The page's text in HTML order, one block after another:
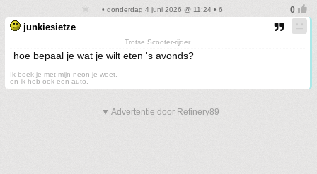
• donderdag 4 juni 2026 @ 11:24 • 6
junkiesietze
Trotse Scooter-rijder.
hoe bepaal je wat je wilt eten 's avonds?
Ik boek je met mijn neon je weet.
en ik heb ook een auto.
▼ Advertentie door Refinery89